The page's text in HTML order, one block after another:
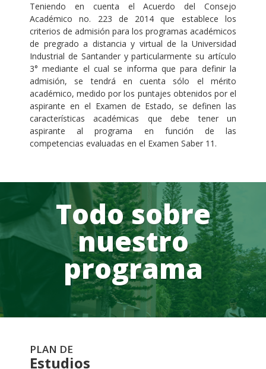
Teniendo en cuenta el Acuerdo del Consejo
Académico no. 223 de 2014 que establece los
criterios de admisión para los programas académicos
de pregrado a distancia y virtual de la Universidad
Industrial de Santander y particularmente su artículo
3° mediante el cual se informa que para definir la
admisión, se tendrá en cuenta sólo el mérito
académico, medido por los puntajes obtenidos por el
aspirante en el Examen de Estado, se definen las
características académicas que debe tener un
aspirante al programa en función de las
competencias evaluadas en el Examen Saber 11.
Todo sobre
nuestro
programa
PLAN DE
Estudios